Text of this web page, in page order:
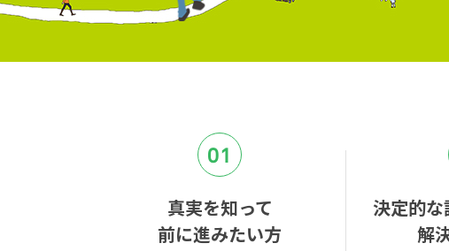
01
真実を知って
前に進みたい方
決定的
解